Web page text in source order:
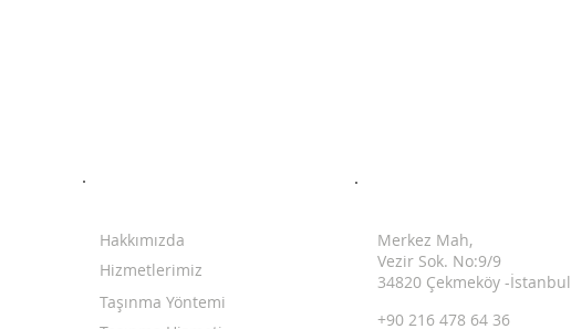
Hakkımızda
Hizmetlerimiz
Taşınma Yöntemi
Merkez Mah,
Vezir Sok. No:9/9
34820 Çekmeköy -İstanbul
+90 216 478 64 36